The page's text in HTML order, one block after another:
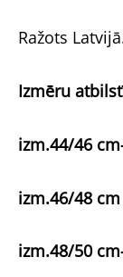
Ražots
Izmēru
izm.44/46
izm.46/48
izm.48/50